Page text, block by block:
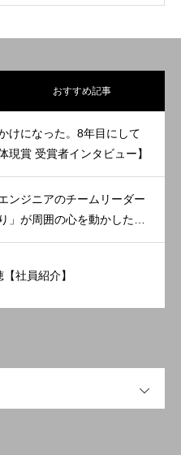
おすすめ記事
けになった。8年目にして
現賞 受賞者インタビュー】
ンジニアのチームリーダー
」が周囲の心を動かした。
ー】
社員紹介】